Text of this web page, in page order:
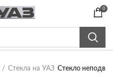
0
Стекла на УАЗ Стекло